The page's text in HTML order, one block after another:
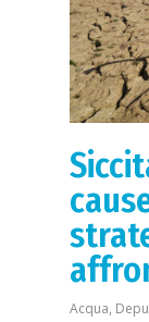
Acqua,